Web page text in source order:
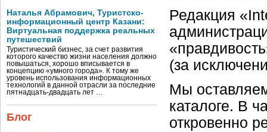
Наталья Абрамович, Туристско-
информационный центр Казани:
Виртуальная поддержка реальных
путешествий
Туристический бизнес, за счет развития
которого качество жизни населения должно
повышаться, хорошо вписывается в
концепцию «умного города». К тому же
уровень использования информационных
технологий в данной отрасли за последние
пятнадцать-двадцать лет …
Блог
Редакция
(за
Мы
каталоге. В
откровенно